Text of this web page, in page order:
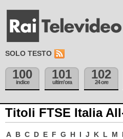
SOLO TESTO
100
indice
101
ultim'ora
102
24 ore
Titoli FTSE Italia
A B C D E F G H I J K L M